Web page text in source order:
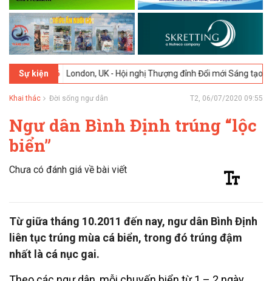
Sự kiện
2026 London, UK - Hội nghị Thượng đỉnh Đổi mới Sáng tạo trong
Khai thác Đời sống ngư dân T2, 06/07/2020 09:55
Ngư dân Bình Định trúng “lộc
biển”
Chưa có đánh giá về bài viết
Từ giữa tháng 10.2011 đến nay, ngư dân Bình Định
liên tục trúng mùa cá biển, trong đó trúng đậm
nhất là cá nục gai.